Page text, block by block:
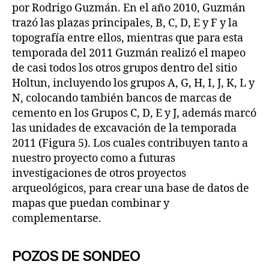
por Rodrigo Guzmán. En el año 2010, Guzmán
trazó las plazas principales, B, C, D, E y F y la
topografía entre ellos, mientras que para esta
temporada del 2011 Guzmán realizó el mapeo
de casi todos los otros grupos dentro del sitio
Holtun, incluyendo los grupos A, G, H, I, J, K, L y
N, colocando también bancos de marcas de
cemento en los Grupos C, D, E y J, además marcó
las unidades de excavación de la temporada
2011 (Figura 5). Los cuales contribuyen tanto a
nuestro proyecto como a futuras
investigaciones de otros proyectos
arqueológicos, para crear una base de datos de
mapas que puedan combinar y
complementarse.
POZOS DE SONDEO